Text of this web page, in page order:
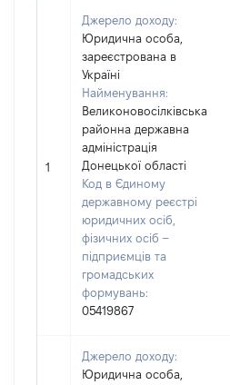
1
Джерело доходу:
Юридична особа,
зареєстрована в
Україні
Найменування:
Великоновосілківська
районна державна
адміністрація
Донецької області
Код в Єдиному
державному реєстрі
юридичних осіб,
фізичних осіб –
підприємців та
громадських
формувань:
05419867
Джерело доходу:
Юридична особа,